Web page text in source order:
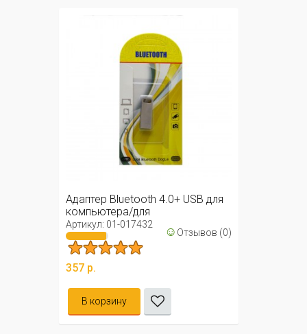
Адаптер Bluetooth 4.0+ USB для
компьютера/для
беспроводных ...
Артикул: 01-017432 ☺ Отзывов (0)
357 р.
В корзину